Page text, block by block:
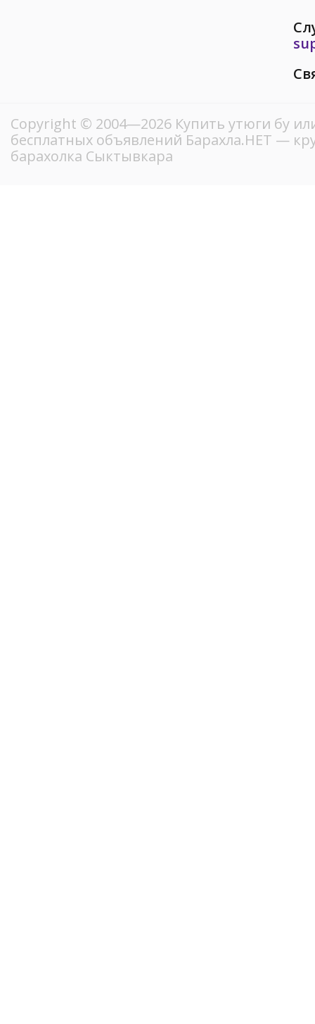
Copyright © 2004—2026 Купить утюги бу
бесплатных объявлений Барахла.НЕТ —
барахолка Сыктывкара